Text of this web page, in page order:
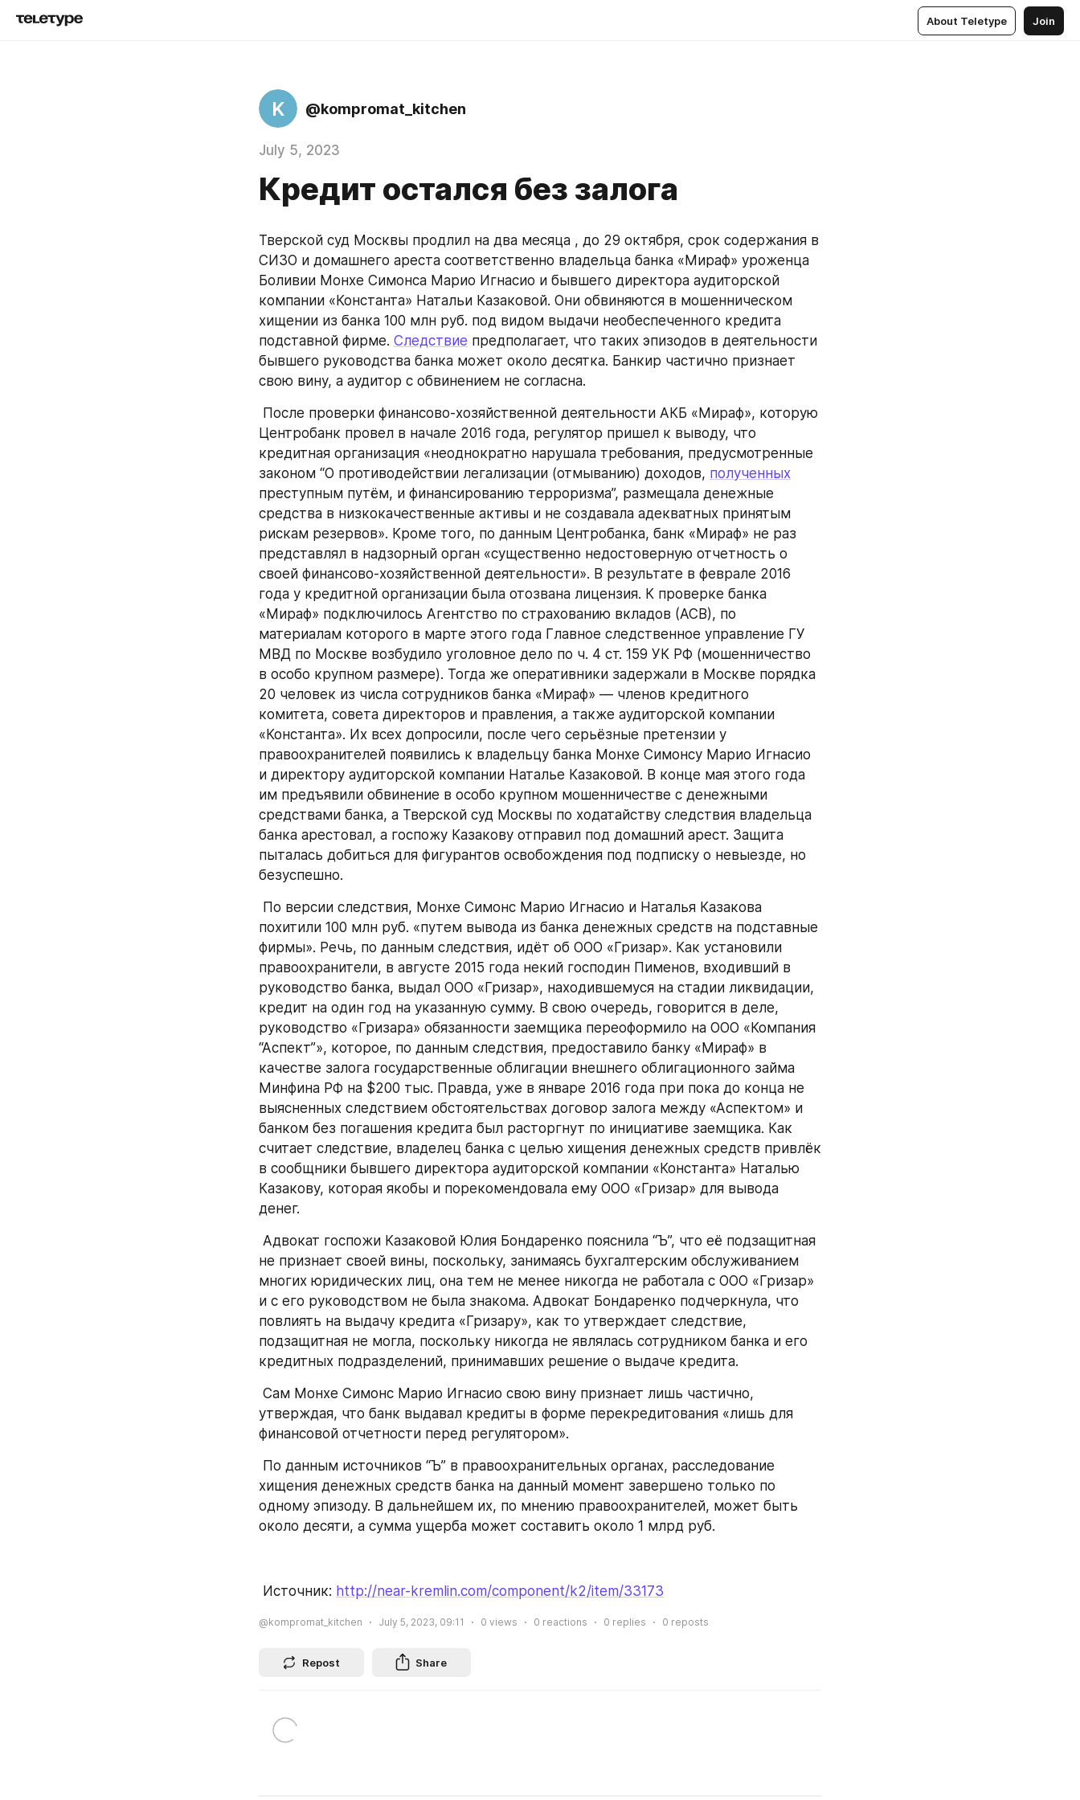
About Teletype Join
K @kompromat_kitchen
July 5, 2023
Кредит остался без залога
Тверской суд Москвы продлил на два месяца , до 29 октября, срок содержания в
СИЗО и домашнего ареста соответственно владельца банка «Мираф» уроженца
Боливии Монхе Симонса Марио Игнасио и бывшего директора аудиторской
компании «Константа» Натальи Казаковой. Они обвиняются в мошенническом
хищении из банка 100 млн руб. под видом выдачи необеспеченного кредита
подставной фирме. Следствие предполагает, что таких эпизодов в деятельности
бывшего руководства банка может около десятка. Банкир частично признает
свою вину, а аудитор с обвинением не согласна.
Центробанк провел в начале 2016 года, регулятор пришел к выводу, что
кредитная организация «неоднократно нарушала требования, предусмотренные
законом “O противодействии легализации (отмыванию) доходов, полученных
преступным путём, и финансированию терроризма”, размещала денежные
средства в низкокачественные активы и не создавала адекватных принятым
рискам резервов». Кроме того, по данным Центробанка, банк «Мираф» не раз
представлял в надзорный орган «существенно недостоверную отчетность о
своей финансово-хозяйственной деятельности». В результате в феврале 2016
года у кредитной организации была отозвана лицензия. К проверке банка
«Мираф» подключилось Агентство по страхованию вкладов (АСВ), по
материалам которого в марте этого года Главное следственное управление ГУ
МВД по Москве возбудило уголовное дело по ч. 4 ст. 159 УК РФ (мошенничество
в особо крупном размере). Тогда же оперативники задержали в Москве порядка
20 человек из числа сотрудников банка «Мираф» — членов кредитного
комитета, совета директоров и правления, а также аудиторской компании
«Константа». Их всех допросили, после чего серьёзные претензии у
правоохранителей появились к владельцу банка Монхе Симонсу Марио Игнасио
и директору аудиторской компании Наталье Казаковой. В конце мая этого года
им предъявили обвинение в особо крупном мошенничестве с денежными
средствами банка, а Тверской суд Москвы по ходатайству следствия владельца
банка арестовал, а госпожу Казакову отправил под домашний арест. Защита
пыталась добиться для фигурантов освобождения под подписку о невыезде, но
безуспешно.
похитили 100 млн руб. «путем вывода из банка денежных средств на подставные
фирмы». Речь, по данным следствия, идёт об ООО «Гризар». Как установили
правоохранители, в августе 2015 года некий господин Пименов, входивший в
руководство банка, выдал ООО «Гризар», находившемуся на стадии ликвидации,
кредит на один год на указанную сумму. В свою очередь, говорится в деле,
руководство «Гризара» обязанности заемщика переоформило на ООО «Компания
“Аспект”», которое, по данным следствия, предоставило банку «Мираф» в
качестве залога государственные облигации внешнего облигационного займа
Минфина РФ на $200 тыс. Правда, уже в январе 2016 года при пока до конца не
выясненных следствием обстоятельствах договор залога между «Аспектом» и
банком без погашения кредита был расторгнут по инициативе заемщика. Как
считает следствие, владелец банка с целью хищения денежных средств привлёк
в сообщники бывшего директора аудиторской компании «Константа» Наталью
Казакову, которая якобы и порекомендовала ему ООО «Гризар» для вывода
денег.
не признает своей вины, поскольку, занимаясь бухгалтерским обслуживанием
многих юридических лиц, она тем не менее никогда не работала с ООО «Гризар»
и с его руководством не была знакома. Адвокат Бондаренко подчеркнула, что
повлиять на выдачу кредита «Гризару», как то утверждает следствие,
подзащитная не могла, поскольку никогда не являлась сотрудником банка и его
кредитных подразделений, принимавших решение о выдаче кредита.
утверждая, что банк выдавал кредиты в форме перекредитования «лишь для
финансовой отчетности перед регулятором».
хищения денежных средств банка на данный момент завершено только по
одному эпизоду. В дальнейшем их, по мнению правоохранителей, может быть
около десяти, а сумма ущерба может составить около 1 млрд руб.
Источник: http://near-kremlin.com/component/k2/item/33173
@kompromat_kitchen July 5, 2023, 09:11 0 views 0 reactions 0 replies 0 reposts
Repost Share